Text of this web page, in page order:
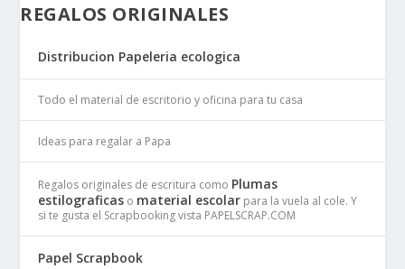
REGALOS ORIGINALES
Distribucion Papeleria ecologica
Todo el material de escritorio y oficina para tu casa
Ideas para regalar a Papa
Regalos originales de escritura como Plumas
estilograficas o material escolar para la vuela al cole. Y
si te gusta el Scrapbooking vista PAPELSCRAP.COM
Papel Scrapbook